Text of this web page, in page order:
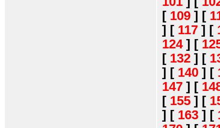
[ 109 ] [
] [ 117 ] [
124] [
[ 132 ] [
] [ 140 ] [
147 ] [
[ 155 ] [
] [ 163 ] [